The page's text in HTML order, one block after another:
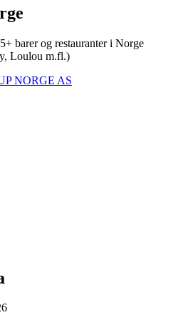
barer og restauranter i Norge
Loulou m.fl.)
NORGE AS